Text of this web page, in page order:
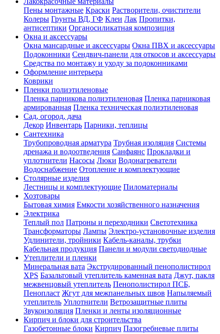
Пены монтажные Краски Растворители, очистители
Колеры Грунты ВД, ГФ Клеи Лак Пропитки,
антисептики Органосиликатная композиция
Окна и аксессуары
Окна мансардные и аксессуары Окна ПВХ и аксессуары
Подоконники Сендвич-панели для откосов и аксессуары
Средства по монтажу и уходу за подоконниками
Оформление интерьера
Коврики
Пленки полиэтиленовые
Пленка парникова полиэтиленовая Пленка парниковая
армированная Пленка техническая полиэтиленовая
Сад, огород, дача
Декор Инвентарь Парники, теплицы
Сантехника
Трубопроводная арматура Трубная изоляция Системы
дренажа и водоотведения Санфаянс Прокладки и
уплотнители Насосы Люки Водонагреватели
Водоснабжение Отопление и комплектующие
Столярные изделия
Лестницы и комплектующие Пиломатериалы
Хозтовары
Бытовая химия Емкости хозяйственного назначения
Электрика
Теплый пол Патроны и переходники Светотехника
Трансформаторы Лампы Электро-установочные изделия
Удлинители, тройники Кабель-каналы, трубки
Кабельная продукция Панели и модули светодиодные
Утеплители и пленки
Минеральная вата Экструдированный пенополистирол
XPS Базальтовый утеплитель каменная вата Джут, пакля
межвенцовый утеплитель Пенополистирол ПСБ,
Пенопласт Жгут для межпанельных швов Напыляемый
утеплитель Уплотнители Ветрозащитные плиты
Звукоизоляция Пленки и ленты изоляционные
Кирпич и блоки для строительства
Газобетонные блоки Кирпич Пазогребневые плиты